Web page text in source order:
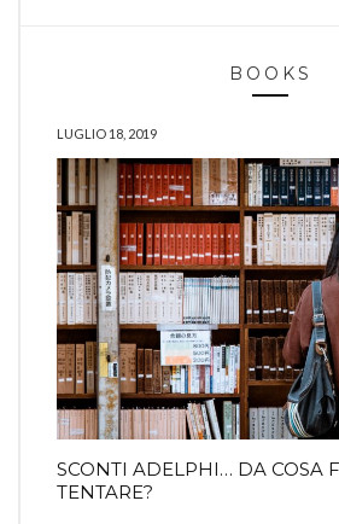
BOOKS
LUGLIO 18, 2019
SCONTI ADELPHI… DA COSA
TENTARE?